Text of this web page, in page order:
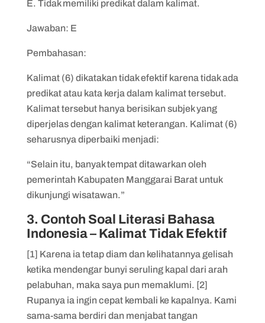
E. Tidak memiliki predikat dalam kalimat.
Jawaban: E
Pembahasan:
Kalimat (6) dikatakan tidak efektif karena tidak ada
predikat atau kata kerja dalam kalimat tersebut.
Kalimat tersebut hanya berisikan subjek yang
diperjelas dengan kalimat keterangan. Kalimat (6)
seharusnya diperbaiki menjadi:
“Selain itu, banyak tempat ditawarkan oleh
pemerintah Kabupaten Manggarai Barat untuk
dikunjungi wisatawan.”
3. Contoh Soal Literasi Bahasa
Indonesia – Kalimat Tidak Efektif
[1] Karena ia tetap diam dan kelihatannya gelisah
ketika mendengar bunyi seruling kapal dari arah
pelabuhan, maka saya pun memaklumi. [2]
Rupanya ia ingin cepat kembali ke kapalnya. Kami
sama-sama berdiri dan menjabat tangan